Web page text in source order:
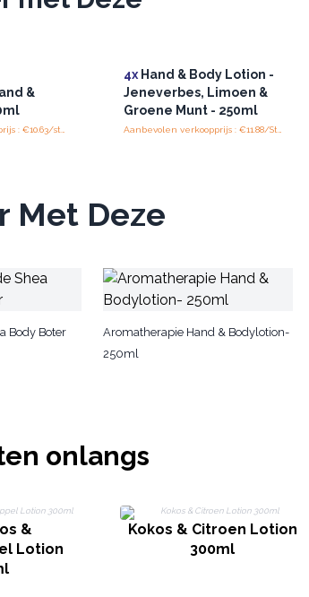
&
4x Hand & Body Lotion -
Jeneverbes, Limoen &
Groene Munt - 250ml
Met Deze
Body Boter
Aromatherapie Hand & Bodylotion-
250ml
onlangs
&
Lotion
Kokos & Citroen Lotion
300ml